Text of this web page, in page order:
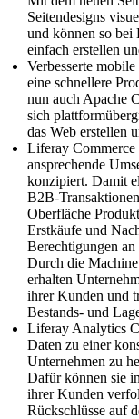
Seitendesigns
und können so bei
einfach erstellen
Verbesserte
eine schnellere
nun auch Apache
sich
das Web erstellen
Liferay
ansprechende
konzipiert. Damit
B2B-
Oberfläche
Erstkäufe und
Berechtigungen
Durch die
erhalten
ihrer Kunden und
Bestands- und
Liferay Analytics
Daten zu einer
Unternehmen zu
Dafür können sie
ihrer Kunden
Rückschlüsse auf